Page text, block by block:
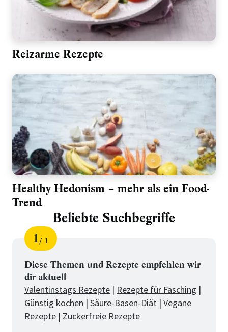
Reizarme Rezepte
Healthy Hedonism – mehr als ein Food-
Trend
Beliebte Suchbegriffe
Schritt
1
von
1
für
Beliebte
Suchbegriffe
Diese Themen und Rezepte empfehlen wir
dir aktuell
Valentinstags Rezepte | Rezepte für Fasching |
Günstig kochen | Säure-Basen-Diät | Vegane
Rezepte | Zuckerfreie Rezepte